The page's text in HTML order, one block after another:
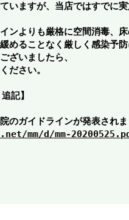
いますが、当店ではすでに実
ンよりも厳格に空間消毒、
めることなく厳しく感染予防
ざいましたら、
ださい。
記】
のガイドラインが発表されま
mm/d/mm-